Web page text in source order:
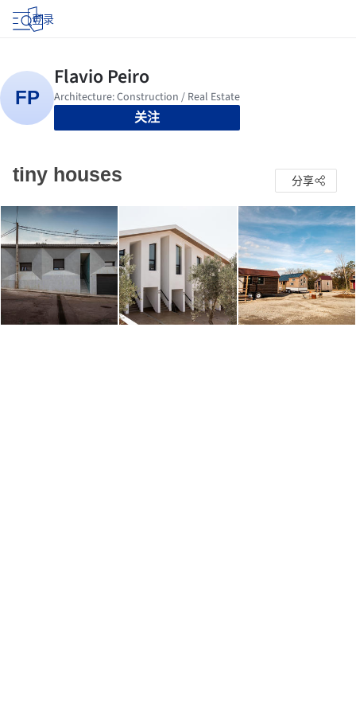
登录
关注
tiny houses 分享